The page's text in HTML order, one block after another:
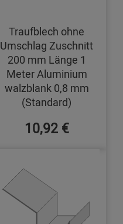
Traufblech ohne
Umschlag Zuschnitt
200 mm Länge 1
Meter Aluminium
walzblank 0,8 mm
(Standard)
10,92 €